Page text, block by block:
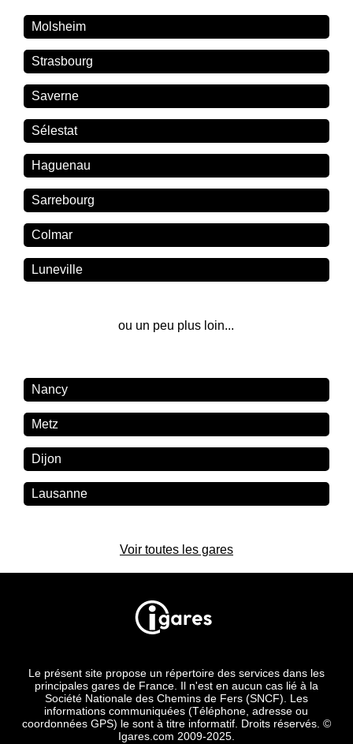
Molsheim
Strasbourg
Saverne
Sélestat
Haguenau
Sarrebourg
Colmar
Luneville
ou un peu plus loin...
Nancy
Metz
Dijon
Lausanne
Voir toutes les gares
Le présent site propose un répertoire des services dans les
principales gares de France. Il n'est en aucun cas lié à la
Société Nationale des Chemins de Fers (SNCF). Les
informations communiquées (Téléphone, adresse ou
coordonnées GPS) le sont à titre informatif. Droits réservés. ©
Igares.com 2009-2025.